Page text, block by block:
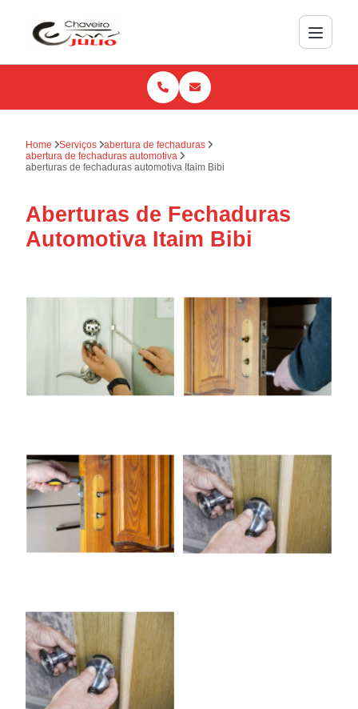
Home Serviços
abertura de fechaduras
abertura de fechaduras automotiva
aberturas de fechaduras automotiva Itaim Bibi
Aberturas de Fechaduras
Automotiva Itaim Bibi